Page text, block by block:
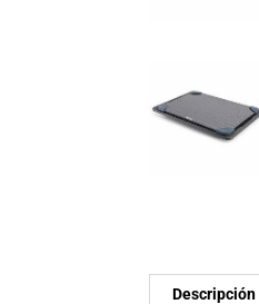
Descripción